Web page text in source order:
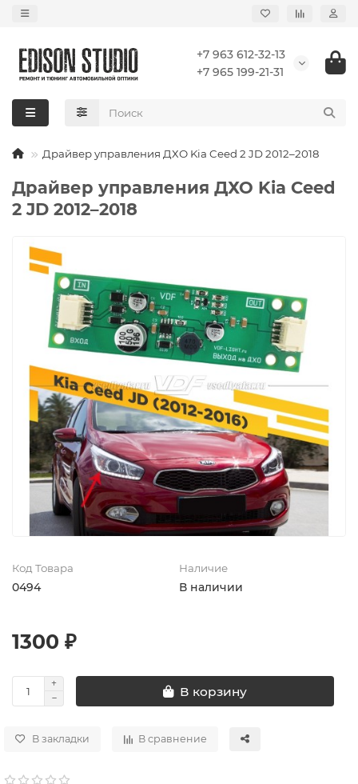
+7 963 612-32-13
+7 965 199-21-31
Драйвер управления ДХО Kia Ceed 2 JD 2012–2018
Драйвер управления ДХО Kia Ceed
2 JD 2012–2018
Код Товара
0494
Наличие
В наличии
1300 ₽
В корзину
В закладки В сравнение